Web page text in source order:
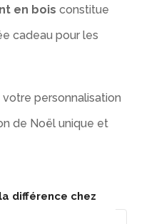
en bois constitue
cadeau pour les
personnalisation
de Noël unique et
différence chez